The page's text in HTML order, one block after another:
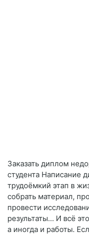
Заказать диплом
студента Написание
трудоёмкий этап в
собрать материал,
провести
результаты… И всё
а иногда и работы.